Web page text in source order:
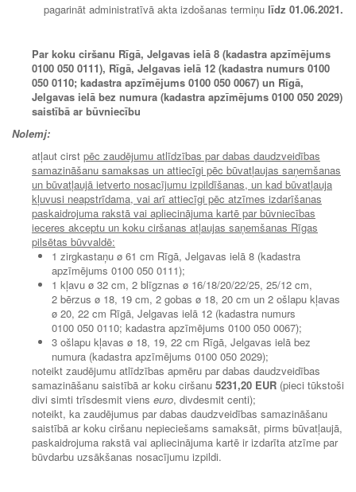
pagarināt administratīvā akta izdošanas termiņu līdz 01.06.2021.
Par koku ciršanu Rīgā, Jelgavas ielā 8 (kadastra apzīmējums
0100 050 0111), Rīgā, Jelgavas ielā 12 (kadastra numurs 0100
050 0110; kadastra apzīmējums 0100 050 0067) un Rīgā,
Jelgavas ielā bez numura (kadastra apzīmējums 0100 050 2029)
saistībā ar būvniecību
Nolemj:
atļaut cirst pēc zaudējumu atlīdzības par dabas daudzveidības
samazināšanu samaksas un attiecīgi pēc būvatļaujas saņemšanas
un būvatļaujā ietverto nosacījumu izpildīšanas, un kad būvatļauja
kļuvusi neapstrīdama, vai arī attiecīgi pēc atzīmes izdarīšanas
paskaidrojuma rakstā vai apliecinājuma kartē par būvniecības
ieceres akceptu un koku ciršanas atļaujas saņemšanas Rīgas
pilsētas būvvaldē:
1 zirgkastaņu ø 61 cm Rīgā, Jelgavas ielā 8 (kadastra
apzīmējums 0100 050 0111);
1 kļavu ø 32 cm, 2 blīgznas ø 16/18/20/22/25, 25/12 cm,
2 bērzus ø 18, 19 cm, 2 gobas ø 18, 20 cm un 2 ošlapu kļavas
ø 20, 22 cm Rīgā, Jelgavas ielā 12 (kadastra numurs
0100 050 0110; kadastra apzīmējums 0100 050 0067);
3 ošlapu kļavas ø 18, 19, 22 cm Rīgā, Jelgavas ielā bez
numura (kadastra apzīmējums 0100 050 2029);
noteikt zaudējumu atlīdzības apmēru par dabas daudzveidības
samazināšanu saistībā ar koku ciršanu 5231,20 EUR (pieci tūkstoši
divi simti trīsdesmit viens euro, divdesmit centi);
noteikt, ka zaudējumus par dabas daudzveidības samazināšanu
saistībā ar koku ciršanu nepieciešams samaksāt, pirms būvatļaujā,
paskaidrojuma rakstā vai apliecinājuma kartē ir izdarīta atzīme par
būvdarbu uzsākšanas nosacījumu izpildi.